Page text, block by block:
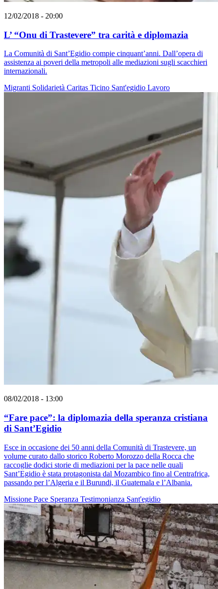
12/02/2018 - 20:00
L’ “Onu di Trastevere” tra carità e diplomazia
La Comunità di Sant’Egidio compie cinquant’anni. Dall’opera di
assistenza ai poveri della metropoli alle mediazioni sugli scacchieri
internazionali.
Migranti Solidarietà Caritas Ticino Sant'egidio Lavoro
08/02/2018 - 13:00
“Fare pace”: la diplomazia della speranza cristiana
di Sant’Egidio
Esce in occasione dei 50 anni della Comunità di Trastevere, un
volume curato dallo storico Roberto Morozzo della Rocca che
raccoglie dodici storie di mediazioni per la pace nelle quali
Sant’Egidio è stata protagonista dal Mozambico fino al Centrafrica,
passando per l’Algeria e il Burundi, il Guatemala e l’Albania.
Missione Pace Speranza Testimonianza Sant'egidio